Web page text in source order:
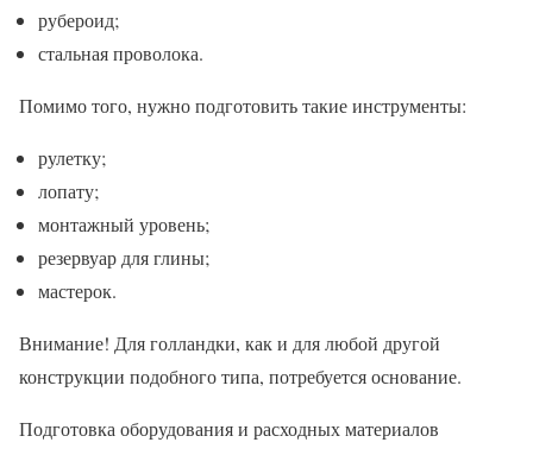
рубероид;
стальная проволока.
Помимо того, нужно подготовить такие инструменты:
рулетку;
лопату;
монтажный уровень;
резервуар для глины;
мастерок.
Внимание! Для голландки, как и для любой другой
конструкции подобного типа, потребуется основание.
Подготовка оборудования и расходных материалов